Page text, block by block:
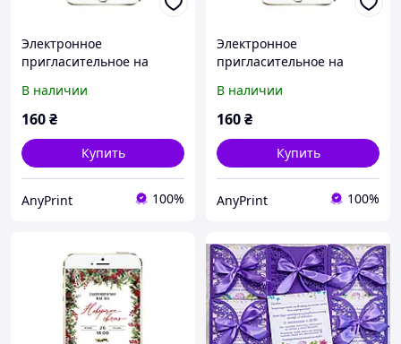
Электронное
пригласительное на
В наличии
160₴
Купить
AnyPrint 100%
Электронное
пригласительное на
В наличии
160₴
Купить
AnyPrint 100%